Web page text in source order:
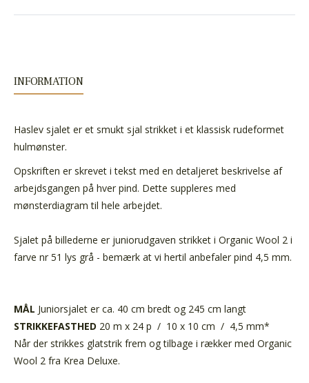
INFORMATION
Haslev sjalet er et smukt sjal strikket i et klassisk rudeformet
hulmønster.
Opskriften er skrevet i tekst med en detaljeret beskrivelse af
arbejdsgangen på hver pind. Dette suppleres med
mønsterdiagram til hele arbejdet.
Sjalet på billederne er juniorudgaven strikket i Organic Wool 2 i
farve nr 51 lys grå - bemærk at vi hertil anbefaler pind 4,5 mm.
MÅL Juniorsjalet er ca. 40 cm bredt og 245 cm langt
STRIKKEFASTHED 20 m x 24 p / 10 x 10 cm / 4,5 mm*
Når der strikkes glatstrik frem og tilbage i rækker med Organic
Wool 2 fra Krea Deluxe.